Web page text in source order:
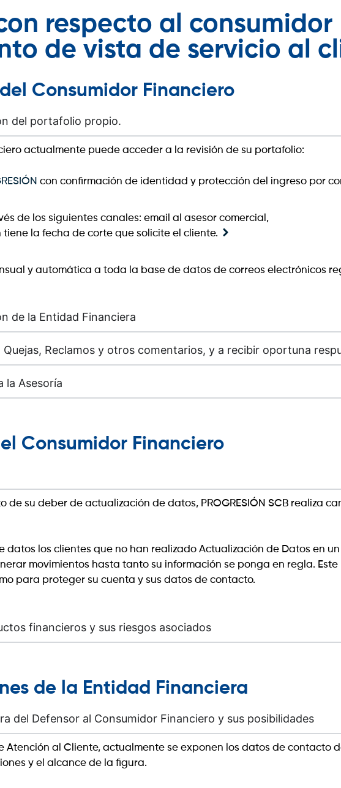
respecto al consumidor
de vista de servicio al
Consumidor Financiero
del portafolio propio.
actualmente puede acceder a la revisión de su portafolio:
con confirmación de identidad y protección del ingreso por
de los siguientes canales: email al asesor comercial,
tiene la fecha de corte que solicite el cliente.
y automática a toda la base de datos de correos electrónicos
de la Entidad Financiera
Reclamos y otros comentarios, y a recibir oportuna
la Asesoría
Consumidor Financiero
su deber de actualización de datos, PROGRESIÓN SCB realiza
datos los clientes que no han realizado Actualización de Datos en
movimientos hasta tanto su información se ponga en regla.
para proteger su cuenta y sus datos de contacto.
financieros y sus riesgos asociados
de la Entidad Financiera
del Defensor al Consumidor Financiero y sus posibilidades
Atención al Cliente, actualmente se exponen los datos de contacto
y el alcance de la figura.